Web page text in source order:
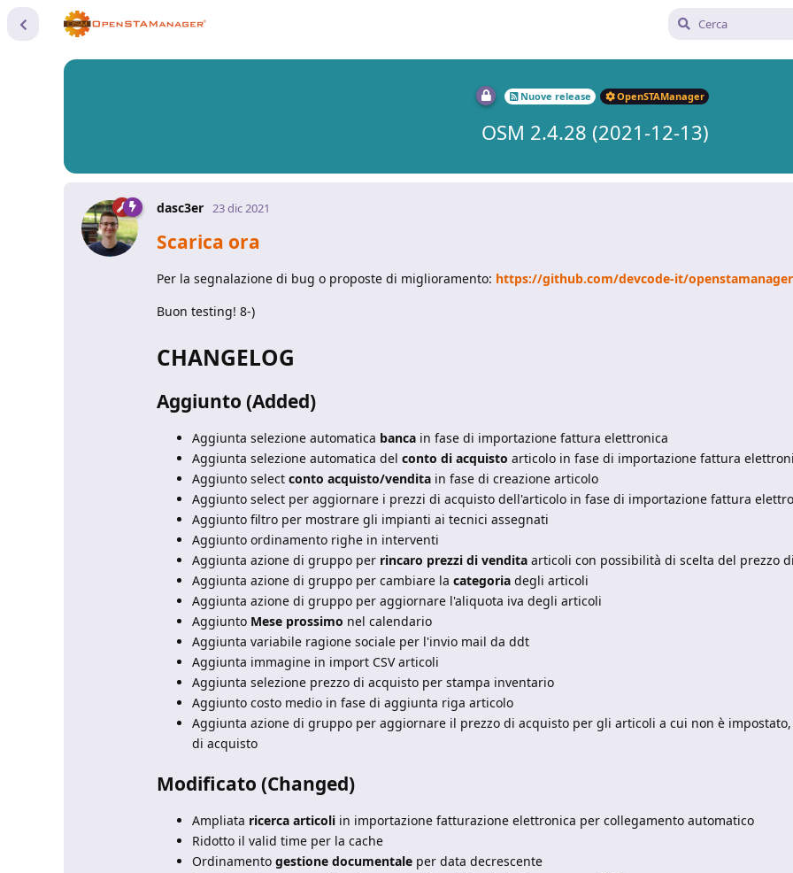
Nuove release OpenSTAManager
OSM 2.4.28 (2021-12-13)
dasc3er 23 dic 2021
Scarica ora
Per la segnalazione di bug o proposte di miglioramento: https://github.com/devcode-it/
Buon testing! 8-)
CHANGELOG
Aggiunto (Added)
Aggiunta selezione automatica banca in fase di importazione fattura elettronica
Aggiunta selezione automatica del conto di acquisto articolo in fase di importazione fattura
Aggiunto select conto acquisto/vendita in fase di creazione articolo
Aggiunto select per aggiornare i prezzi di acquisto dell'articolo in fase di importazione fattura
Aggiunto filtro per mostrare gli impianti ai tecnici assegnati
Aggiunto ordinamento righe in interventi
Aggiunta azione di gruppo per rincaro prezzi di vendita articoli con possibilità di scelta del prezzo
Aggiunta azione di gruppo per cambiare la categoria degli articoli
Aggiunta azione di gruppo per aggiornare l'aliquota iva degli articoli
Aggiunto Mese prossimo nel calendario
Aggiunta variabile ragione sociale per l'invio mail da ddt
Aggiunta immagine in import CSV articoli
Aggiunta selezione prezzo di acquisto per stampa inventario
Aggiunto costo medio in fase di aggiunta riga articolo
Aggiunta azione di gruppo per aggiornare il prezzo di acquisto per gli articoli a cui non è
di acquisto
Modificato (Changed)
Ampliata ricerca articoli in importazione fatturazione elettronica per collegamento automatico
Ridotto il valid time per la cache
Ordinamento gestione documentale per data decrescente